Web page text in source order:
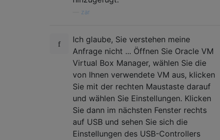
zar
Ich glaube, Sie verstehen meine
Anfrage nicht ... Öffnen Sie Oracle VM
Virtual Box Manager, wählen Sie die
von Ihnen verwendete VM aus, klicken
Sie mit der rechten Maustaste darauf
und wählen Sie Einstellungen. Klicken
Sie dann im nächsten Fenster rechts
auf USB und sehen Sie sich die
Einstellungen des USB-Controllers